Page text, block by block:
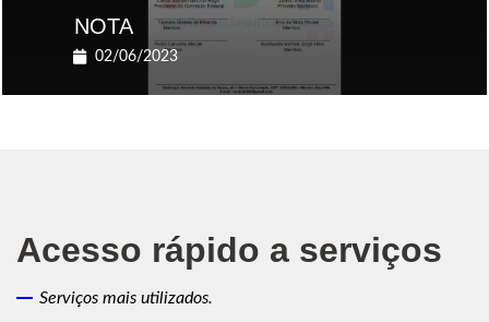
NOTA
02/06/2023
Acesso rápido a serviços
Serviços mais utilizados.